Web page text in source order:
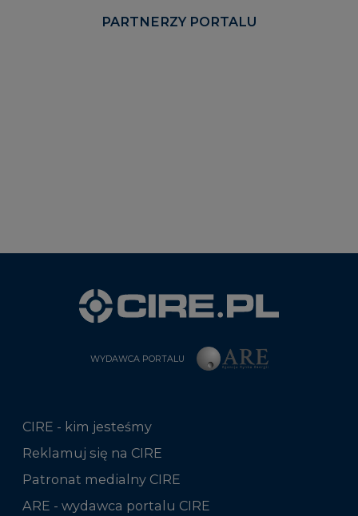
PARTNERZY PORTALU
WYDAWCA PORTALU
CIRE - kim jesteśmy
Reklamuj się na CIRE
Patronat medialny CIRE
ARE - wydawca portalu CIRE